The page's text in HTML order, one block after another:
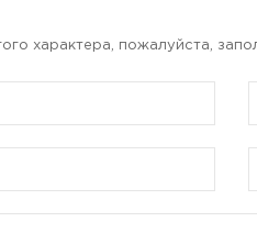
характера, пожалуйста,